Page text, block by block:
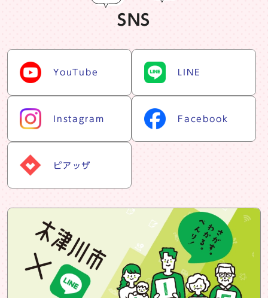
SNS
snsリスト
YouTube LINE
Instagram Facebook
ピアッザ
snsバナー